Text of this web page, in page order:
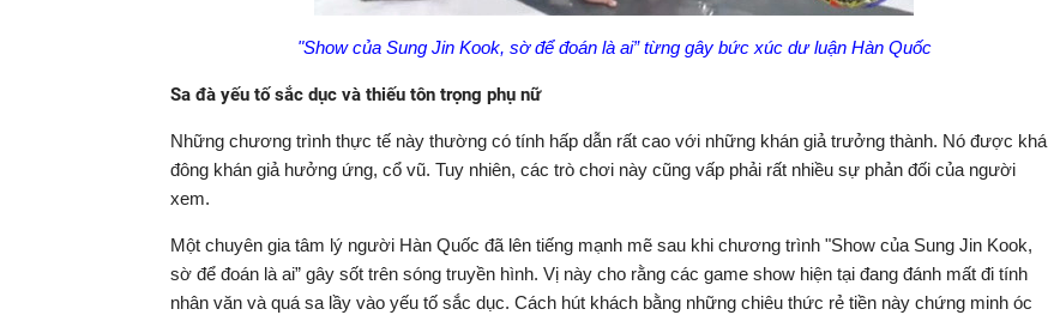
"Show của Sung Jin Kook, sờ để đoán là ai” từng gây bức xúc dư luận Hàn Quốc
Sa đà yếu tố sắc dục và thiếu tôn trọng phụ nữ
Những chương trình thực tế này thường có tính hấp dẫn rất cao với những khán giả trưởng thành. Nó được khá
đông khán giả hưởng ứng, cổ vũ. Tuy nhiên, các trò chơi này cũng vấp phải rất nhiều sự phản đối của người
xem.
Một chuyên gia tâm lý người Hàn Quốc đã lên tiếng mạnh mẽ sau khi chương trình "Show của Sung Jin Kook,
sờ để đoán là ai” gây sốt trên sóng truyền hình. Vị này cho rằng các game show hiện tại đang đánh mất đi tính
nhân văn và quá sa lầy vào yếu tố sắc dục. Cách hút khách bằng những chiêu thức rẻ tiền này chứng minh óc